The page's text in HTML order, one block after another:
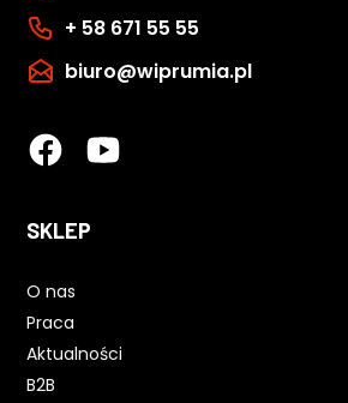
+ 58 671 55 55
biuro@wiprumia.pl
SKLEP
O nas
Praca
Aktualności
B2B